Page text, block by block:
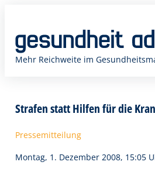
springen
Mehr Reichweite im
Strafen statt Hilfen für die
Pressemitteilung
Montag, 1. Dezember 2008, 15:05